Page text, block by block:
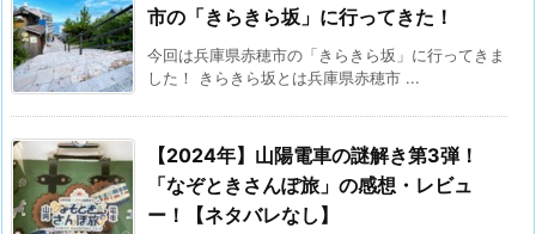
市の「きらきら坂」に行ってきた！
今回は兵庫県赤穂市の「きらきら坂」に行ってきま
した！ きらきら坂とは兵庫県赤穂市 ...
【2024年】山陽電車の謎解き第3弾！
「なぞときさんぽ旅」の感想・レビュ
ー！【ネタバレなし】